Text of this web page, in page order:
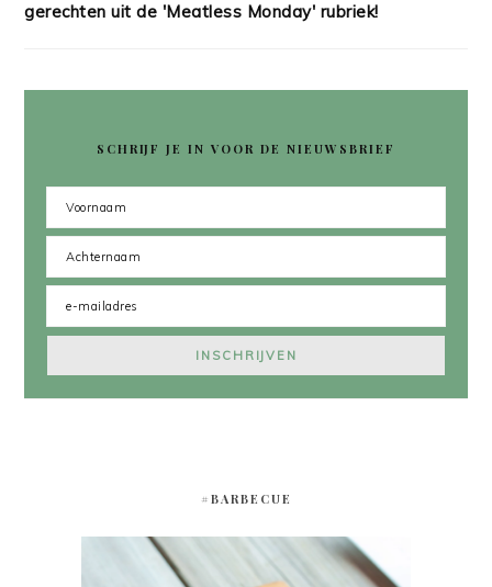
gerechten uit de 'Meatless Monday' rubriek!
SCHRIJF JE IN VOOR DE NIEUWSBRIEF
#BARBECUE